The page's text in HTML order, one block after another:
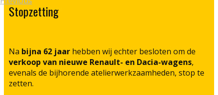
Stopzetting
Na bijna 62 jaar hebben wij echter besloten om de
verkoop van nieuwe Renault- en Dacia-wagens,
evenals de bijhorende atelierwerkzaamheden, stop te
zetten.